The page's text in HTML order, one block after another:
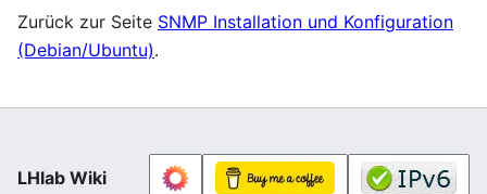
Zurück zur Seite SNMP Installation und Konfiguration
(Debian/Ubuntu).
LHlab Wiki